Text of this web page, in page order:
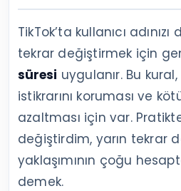
TikTok’ta kullanıcı
tekrar değiştirmek için
süresi uygulanır. Bu
istikrarını koruması ve
azaltması için var.
değiştirdim, yarın tekrar
yaklaşımının çoğu
demek.